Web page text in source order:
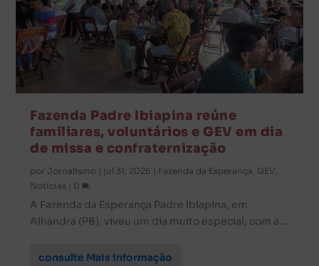
Fazenda Padre Ibiapina reúne
familiares, voluntários e GEV em dia
de missa e confraternização
por Jornalismo | jul 31, 2026 | Fazenda da Esperança, GEV,
Notícias | 0
A Fazenda da Esperança Padre Ibiapina, em
Alhandra (PB), viveu um dia muito especial, com a...
consulte Mais informação